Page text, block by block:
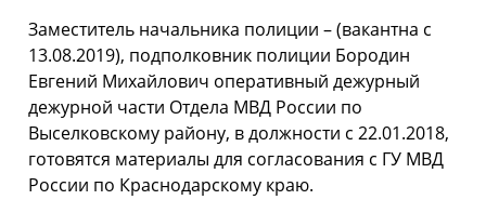
Заместитель начальника полиции – (вакантна с
13.08.2019), подполковник полиции Бородин
Евгений Михайлович оперативный дежурный
дежурной части Отдела МВД России по
Выселковскому району, в должности с 22.01.2018,
готовятся материалы для согласования с ГУ МВД
России по Краснодарскому краю.